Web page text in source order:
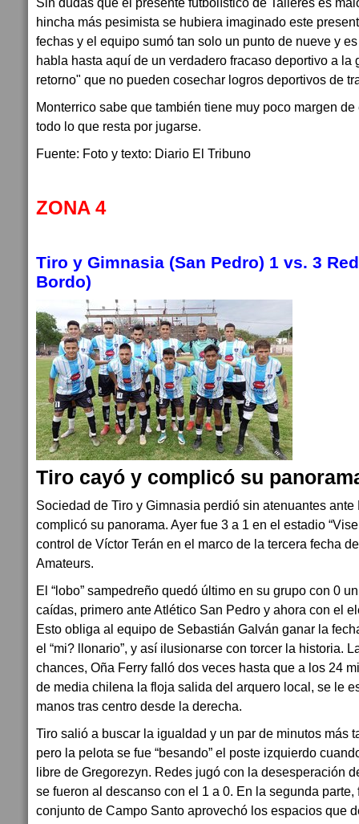
hincha más pesimista se hubiera imaginado este
fechas y el equipo sumó tan solo un punto de nueve y
habla hasta aquí de un verdadero fracaso deportivo a la
retorno" que no pueden cosechar logros deportivos de
Monterrico sabe que también tiene muy poco margen
todo lo que resta por jugarse.
Fuente: Foto y texto: Diario El Tribuno
ZONA 4
Tiro y Gimnasia (San Pedro) 1 vs. 3
Bordo)
Tiro cayó y complicó su
Sociedad de Tiro y Gimnasia perdió sin atenuantes
complicó su panorama. Ayer fue 3 a 1 en el estadio
control de Víctor Terán en el marco de la tercera fecha
Amateurs.
El “lobo” sampedreño quedó último en su grupo con 0
caídas, primero ante Atlético San Pedro y ahora con el
Esto obliga al equipo de Sebastián Galván ganar la
el “mi? llonario”, y así ilusionarse con torcer la historia.
chances, Oña Ferry falló dos veces hasta que a los 24
de media chilena la floja salida del arquero local, se le
manos tras centro desde la derecha.
Tiro salió a buscar la igualdad y un par de minutos más
pero la pelota se fue “besando” el poste izquierdo
libre de Gregorezyn. Redes jugó con la desesperación
se fueron al descanso con el 1 a 0. En la segunda
conjunto de Campo Santo aprovechó los espacios que